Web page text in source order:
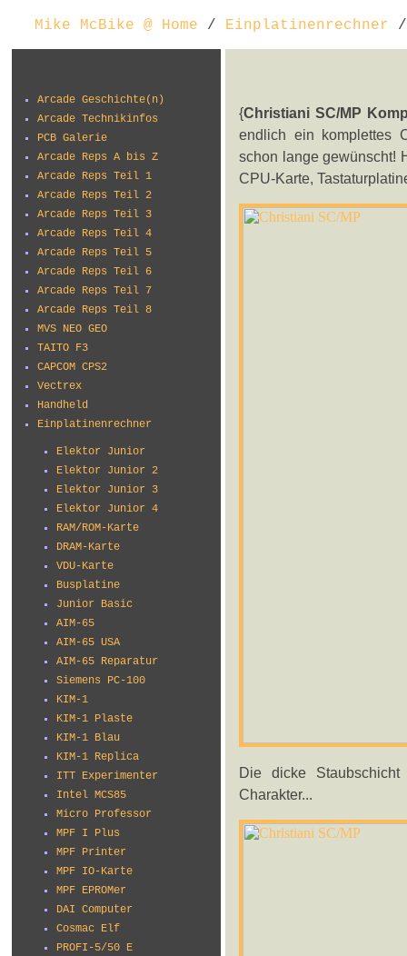
Mike McBike @ Home / Einplatinenrechner /
Arcade Geschichte(n)
Arcade Technikinfos
PCB Galerie
Arcade Reps A bis Z
Arcade Reps Teil 1
Arcade Reps Teil 2
Arcade Reps Teil 3
Arcade Reps Teil 4
Arcade Reps Teil 5
Arcade Reps Teil 6
Arcade Reps Teil 7
Arcade Reps Teil 8
MVS NEO GEO
TAITO F3
CAPCOM CPS2
Vectrex
Handheld
Einplatinenrechner
Elektor Junior
Elektor Junior 2
Elektor Junior 3
Elektor Junior 4
RAM/ROM-Karte
DRAM-Karte
VDU-Karte
Busplatine
Junior Basic
AIM-65
AIM-65 USA
AIM-65 Reparatur
Siemens PC-100
KIM-1
KIM-1 Plaste
KIM-1 Blau
KIM-1 Replica
ITT Experimenter
Intel MCS85
Micro Professor
MPF I Plus
MPF Printer
MPF IO-Karte
MPF EPROMer
DAI Computer
Cosmac Elf
PROFI-5/50 E
{Christiani SC/MP
endlich ein komplettes
schon lange gewünscht!
CPU-Karte,
Die dicke
Charakter...